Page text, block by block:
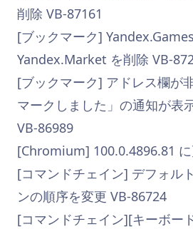
削除 VB-87161
[ブックマーク]
Yandex.Market を削除 VB-
[ブックマーク] アドレス欄が
マークしました」の通知が表
VB-86989
[Chromium] 100.0.4896.81
[コマンドチェイン] デフォル
ンの順序を変更 VB-86724
[コマンドチェイン][キーボー